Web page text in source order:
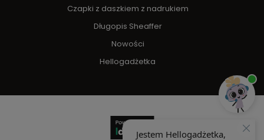
Czapki z daszkiem z nadrukiem
Długopis Sheaffer
Nowości
Hellogadżetka